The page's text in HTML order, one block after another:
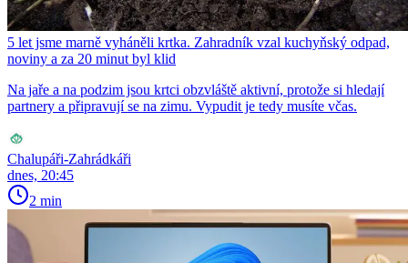
5 let jsme marně vyháněli krtka. Zahradník vzal kuchyňský odpad,
noviny a za 20 minut byl klid
Na jaře a na podzim jsou krtci obzvláště aktivní, protože si hledají
partnery a připravují se na zimu. Vypudit je tedy musíte včas.
Chalupáři-Zahrádkáři
dnes, 20:45
2 min